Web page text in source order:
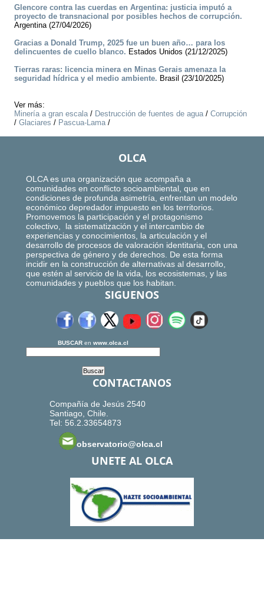
Glencore contra las cuerdas en Argentina: justicia imputó a
proyecto de transnacional por posibles hechos de corrupción.
Argentina (27/04/2026)
Gracias a Donald Trump, 2025 fue un buen año… para los
delincuentes de cuello blanco. Estados Unidos (21/12/2025)
Tierras raras: licencia minera en Minas Gerais amenaza la
seguridad hídrica y el medio ambiente. Brasil (23/10/2025)
Ver más:
Minería a gran escala/ Destrucción de fuentes de agua/ Corrupción
/ Glaciares / Pascua-Lama/
OLCA
OLCA es una organización que acompaña a
comunidades en conflicto socioambiental, que en
condiciones de profunda asimetría, enfrentan un modelo
económico depredador impuesto en los territorios.
Promovemos la participación y el protagonismo
colectivo, la sistematización y el intercambio de
experiencias y conocimientos, la articulación y el
desarrollo de procesos de valoración identitaria, con una
perspectiva de género y de derechos. De esta forma
incidir en la construcción de alternativas al desarrollo,
que estén al servicio de la vida, los ecosistemas, y las
comunidades y pueblos que los habitan.
SIGUENOS
BUSCAR en www.olca.cl
CONTACTANOS
Compañía de Jesús 2540
Santiago, Chile.
Tel: 56.2.33654873
observatorio@olca.cl
UNETE AL OLCA